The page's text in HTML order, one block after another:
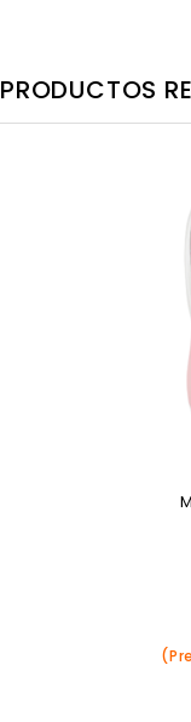
PRODUCTOS